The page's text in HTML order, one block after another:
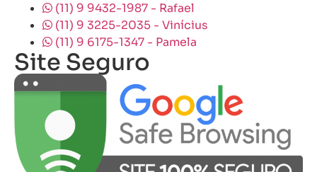
(11) 9 9432-1987 - Rafael
(11) 9 3225-2035 - Vinícius
(11) 9 6175-1347 - Pamela
Site Seguro